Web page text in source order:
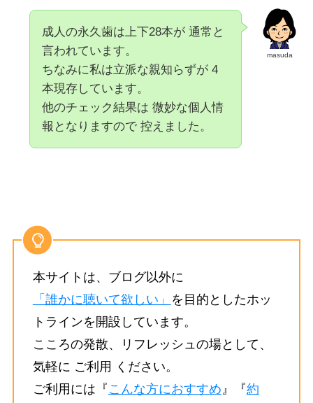
masuda
成人の永久歯は上下28本が 通常と
言われています。
ちなみに私は立派な親知らずが 4
本現存しています。
他のチェック結果は 微妙な個人情
報となりますので 控えました。
本サイトは、ブログ以外に
「誰かに聴いて欲しい」 を目的としたホッ
トラインを開設しています。
こころの発散、リフレッシュの場として、
気軽に ご利用 ください。
ご利用には『 こんな方におすすめ』『約